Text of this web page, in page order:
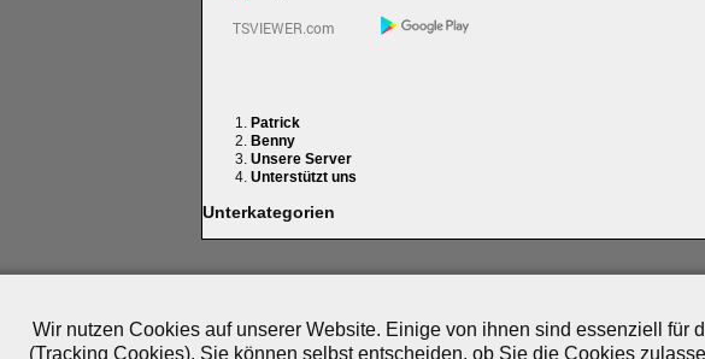
Patrick
Benny
Unsere Server
Unterstützt uns
Unterkategorien
© 2010-2026 ePlay TV
Wir nutzen Cookies auf unserer Website. Einige von ihnen sind essenziell
(Tracking Cookies). Sie können selbst entscheiden, ob Sie die Cookies